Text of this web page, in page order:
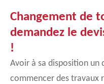
Changement de
demandez le
!
Avoir à sa disposition un
commencer des travaux